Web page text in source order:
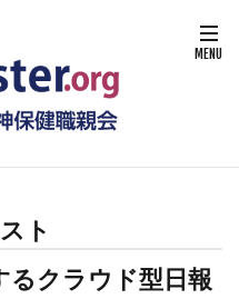
ト
るクラウド型日報